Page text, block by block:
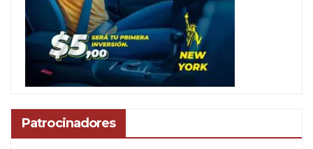
Patrocinadores